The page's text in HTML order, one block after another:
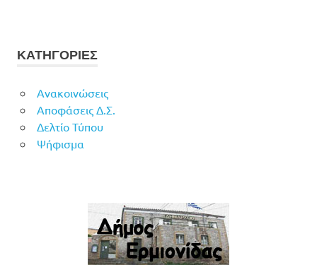
ΚΑΤΗΓΟΡΙΕΣ
Ανακοινώσεις
Αποφάσεις Δ.Σ.
Δελτίο Τύπου
Ψήφισμα